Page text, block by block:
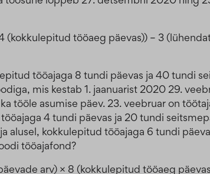
(kokkulepitud tööaeg päevas)) – 3
tööajaga 8 tundi päevas ja 40 tundi
mis kestab 1. jaanuarist 2020 29.
tööle asumise päev. 23. veebruar on
4 tundi päevas ja 20 tundi
alusel, kokkulepitud tööajaga 6 tundi
tööajafond?
arv) × 8 (kokkulepitud tööaeg